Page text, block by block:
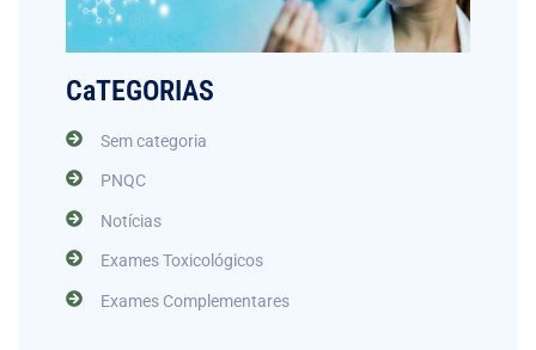
CaTEGORIAS
Sem categoria
PNQC
Notícias
Exames Toxicológicos
Exames Complementares